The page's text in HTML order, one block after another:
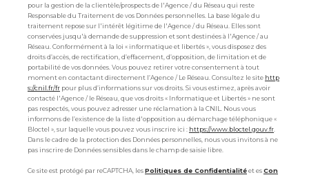
pour la gestion de la clientèle/prospects de l'Agence / du Réseau qui reste
Responsable du Traitement de vos Données personnelles. La base légale du
traitement repose sur l'intérêt légitime de l'Agence / du Réseau. Elles sont
conservées jusqu'à demande de suppression et sont destinées à l'Agence / au
Réseau. Conformément à la loi « informatique et libertés », vous disposez des
droits d’accès, de rectification, d’effacement, d’opposition, de limitation et de
portabilité de vos données. Vous pouvez retirer votre consentement à tout
moment en contactant directement l’Agence / Le Réseau. Consultez le site http
s://cnil.fr/fr pour plus d’informations sur vos droits. Si vous estimez, après avoir
contacté l'Agence / le Réseau, que vos droits « Informatique et Libertés » ne sont
pas respectés, vous pouvez adresser une réclamation à la CNIL. Nous vous
informons de l’existence de la liste d'opposition au démarchage téléphonique «
Bloctel », sur laquelle vous pouvez vous inscrire ici : https://www.bloctel.gouv.fr
Dans le cadre de la protection des Données personnelles, nous vous invitons à ne
pas inscrire de Données sensibles dans le champ de saisie libre.
Ce site est protégé par reCAPTCHA, lesPolitiques de Confidentialitéet esCon